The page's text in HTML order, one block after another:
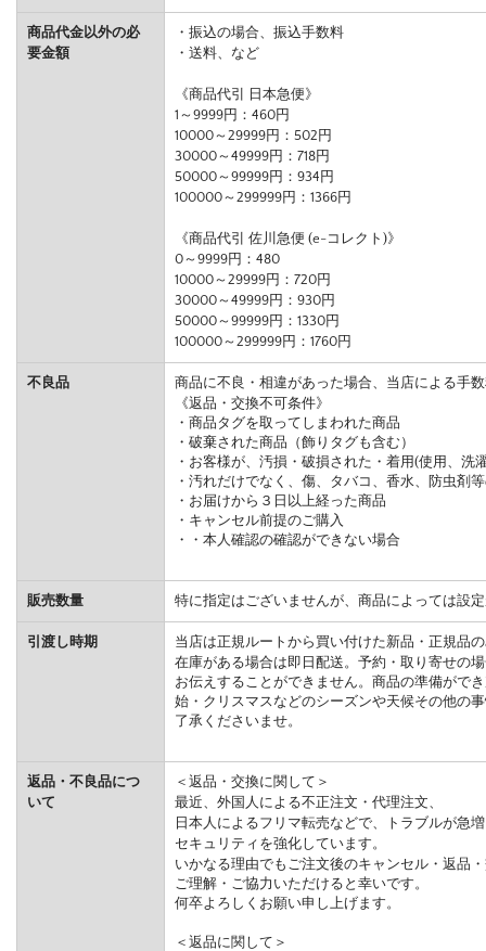
商品代金以外の必
要金額
・振込の場合、振込手数料
・送料、など
《商品代引 日本急便》
1～9999円：460円
10000～29999円：502円
30000～49999円：718円
50000～99999円：934円
100000～299999円：1366円
《商品代引 佐川急便 (e-コレクト)》
0～9999円：480
10000～29999円：720円
30000～49999円：930円
50000～99999円：1330円
100000～299999円：1760円
不良品
商品に不良・相違があった場合、当店による手
《返品・交換不可条件》
・商品タグを取ってしまわれた商品
・破棄された商品（飾りタグも含む）
・お客様が、汚損・破損された・着用(使用、洗
・汚れだけでなく、傷、タバコ、香水、防虫剤
・お届けから３日以上経った商品
・キャンセル前提のご購入
・・本人確認の確認ができない場合
販売数量 特に指定はございませんが、商品によっては設
引渡し時期
当店は正規ルートから買い付けた新品・正規品
在庫がある場合は即日配送。予約・取り寄せの
お伝えすることができません。商品の準備がで
始・クリスマスなどのシーズンや天候その他の
了承くださいませ。
返品・不良品につ
いて
＜返品・交換に関して＞
最近、外国人による不正注文・代理注文、
日本人によるフリマ転売などで、トラブルが急
セキュリティを強化しています。
いかなる理由でもご注文後のキャンセル・返品
ご理解・ご協力いただけると幸いです。
何卒よろしくお願い申し上げます。
＜返品に関して＞